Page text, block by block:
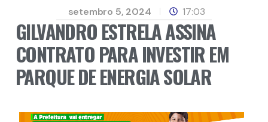
setembro 5, 2024 17:03
GILVANDRO ESTRELA ASSINA
CONTRATO PARA INVESTIR EM
PARQUE DE ENERGIA SOLAR